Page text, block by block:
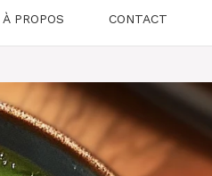
À PROPOS CONTACT